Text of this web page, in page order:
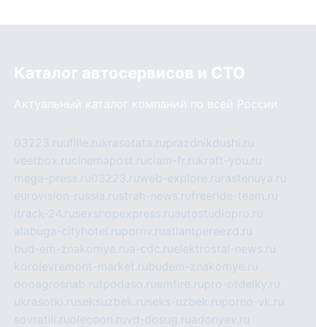
Каталог автосервисов и СТО
Актуальный каталог компаний по всей России
03223.ruufille.rukrasotata.ruprazdnikdushi.ru
veetbox.rucinemapost.ruciam-fr.rukraft-you.ru
mega-press.ru03223.ruweb-explore.ru rastenuya.ru
eurovision-russia.rustrah-news.rufreeride-team.ru
itrack-24.rusexshopexpress.ruautostudiopro.ru
alabuga-cityhotel.rupornv.ruatlantpereezd.ru
bud-em-znakomye.rua-cdc.ruelektrostal-news.ru
korolevremont-market.rubudem-znakomye.ru
oooagrosnab.rufpodaso.ruemfire.rupro-otdelky.ru
ukrasotki.ruseksuzbek.ruseks-uzbek.ruporno-vk.ru
sovratili.ruolecoon.ruvd-dosug.ruadonyev.ru